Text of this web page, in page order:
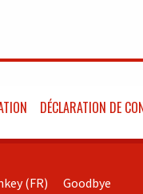
DÉCLARATION DE
(FR) Goodbye